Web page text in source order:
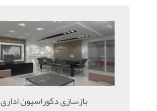
بازسازی دکوراسیون اداری